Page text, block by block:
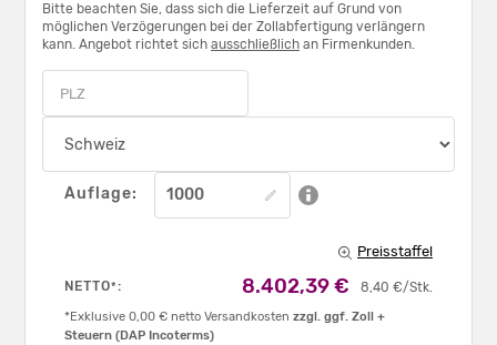
Bitte beachten Sie, dass sich die Lieferzeit auf Grund von
möglichen Verzögerungen bei der Zollabfertigung verlängern
kann. Angebot richtet sich ausschließlich an Firmenkunden.
Auflage:
Preisstaffel
NETTO*: 8,40 €/Stk.
8.402,39 €
*Exklusive 0,00 € netto Versandkosten zzgl. ggf. Zoll +
Steuern (DAP Incoterms)